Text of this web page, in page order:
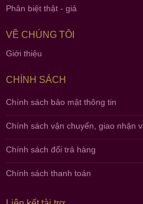
Phân biệt thật - giả
VỀ CHÚNG TÔI
Giới thiệu
CHÍNH SÁCH
Chính sách bảo mật thông tin
Chính sách vận chuyển, giao nhận
Chính sách đổi trả hàng
Chính sách thanh toán